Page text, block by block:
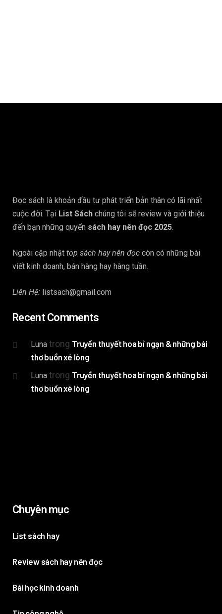
Đọc sách là khoản đầu tư phát triển bản thân có lãi nhất
cuộc đời. Tại List Sách chúng tôi sẽ review và giới thiệu
đến bạn những quyển sách hay nên đọc 2025.
Ngoài cập nhật top sách hay nên đọc còn có những bài
viết kinh doanh, bán hàng hay hàng tuần.
Liên Hệ: listsach@gmail.com
Recent Comments
Luna trong Truyền thuyết hoa bỉ ngạn & những bài
thơ buồn xé lòng
Luna trong Truyền thuyết hoa bỉ ngạn & những bài
thơ buồn xé lòng
Chuyên mục
List sách hay
Review sách hay nên đọc
Bài học kinh doanh